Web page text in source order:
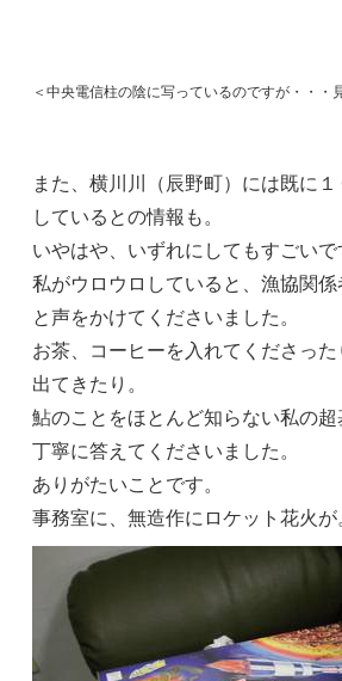
＜中央電信柱の陰に写っているのですが・・・
また、横川川（辰野町）には既に
しているとの情報も。
いやはや、いずれにしてもすごいで
私がウロウロしていると、漁協関
と声をかけてくださいました。
お茶、コーヒーを入れてくださっ
出てきたり。
鮎のことをほとんど知らない私の
丁寧に答えてくださいました。
ありがたいことです。
事務室に、無造作にロケット花火が